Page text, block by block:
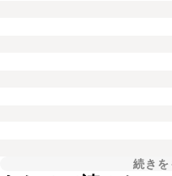
続きを